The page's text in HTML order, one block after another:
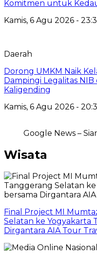
Komitmen untuk
Kamis, 6 Agu 2026 -
Daerah
Dorong UMKM Naik
Dampingi Legalitas NIB
Kaligending
Kamis, 6 Agu 2026 -
Google News –
Wisata
Final Project MI
Selatan ke Yogyakarta
Dirgantara AIA Tour